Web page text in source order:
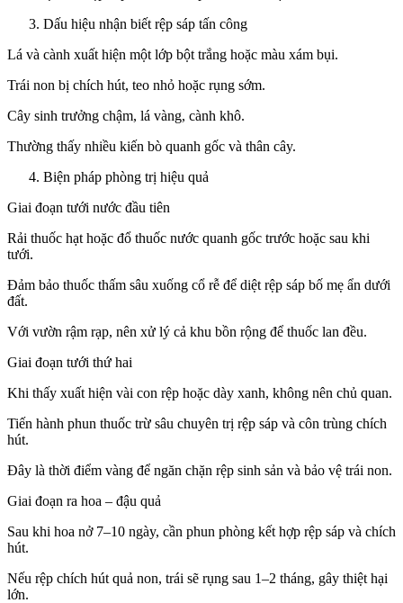
Dấu hiệu nhận biết rệp sáp tấn công
Lá và cành xuất hiện một lớp bột trắng hoặc màu xám bụi.
Trái non bị chích hút, teo nhỏ hoặc rụng sớm.
Cây sinh trưởng chậm, lá vàng, cành khô.
Thường thấy nhiều kiến bò quanh gốc và thân cây.
Biện pháp phòng trị hiệu quả
Giai đoạn tưới nước đầu tiên
Rải thuốc hạt hoặc đổ thuốc nước quanh gốc trước hoặc sau khi
tưới.
Đảm bảo thuốc thấm sâu xuống cổ rễ để diệt rệp sáp bố mẹ ẩn dưới
đất.
Với vườn rậm rạp, nên xử lý cả khu bồn rộng để thuốc lan đều.
Giai đoạn tưới thứ hai
Khi thấy xuất hiện vài con rệp hoặc dày xanh, không nên chủ quan.
Tiến hành phun thuốc trừ sâu chuyên trị rệp sáp và côn trùng chích
hút.
Đây là thời điểm vàng để ngăn chặn rệp sinh sản và bảo vệ trái non.
Giai đoạn ra hoa – đậu quả
Sau khi hoa nở 7–10 ngày, cần phun phòng kết hợp rệp sáp và chích
hút.
Nếu rệp chích hút quả non, trái sẽ rụng sau 1–2 tháng, gây thiệt hại
lớn.